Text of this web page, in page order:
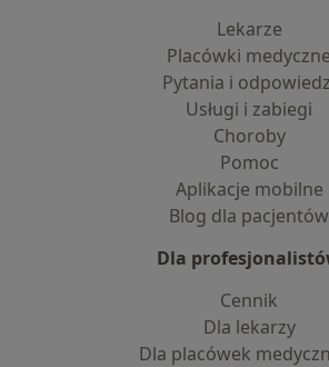
Lekarze
Placówki medyczne
Pytania i
Usługi i zabiegi
Choroby
Pomoc
Aplikacje mobilne
Blog dla pacjentów
Dla
Cennik
Dla lekarzy
Dla placówek